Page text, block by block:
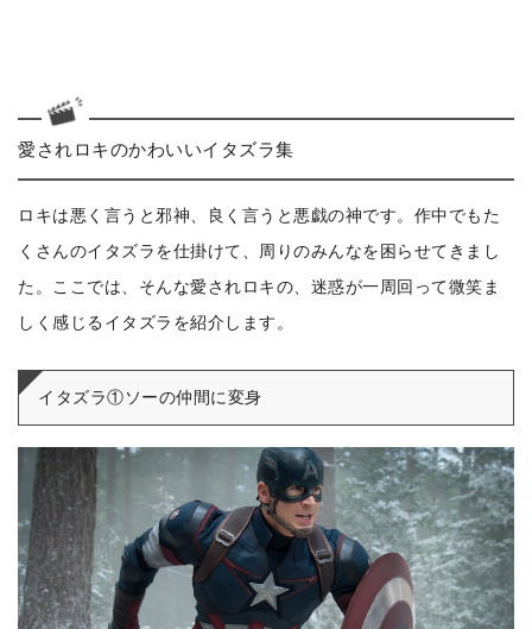
愛されロキのかわいいイタズラ集
ロキは悪く言うと邪神、良く言うと悪戯の神です。作中でもた
くさんのイタズラを仕掛けて、周りのみんなを困らせてきまし
た。ここでは、そんな愛されロキの、迷惑が一周回って微笑ま
しく感じるイタズラを紹介します。
イタズラ①ソーの仲間に変身